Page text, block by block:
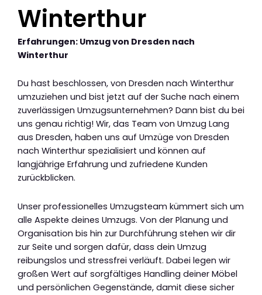
Winterthur
Erfahrungen: Umzug von Dresden nach
Winterthur
Du hast beschlossen, von Dresden nach Winterthur
umzuziehen und bist jetzt auf der Suche nach einem
zuverlässigen Umzugsunternehmen? Dann bist du bei
uns genau richtig! Wir, das Team von Umzug Lang
aus Dresden, haben uns auf Umzüge von Dresden
nach Winterthur spezialisiert und können auf
langjährige Erfahrung und zufriedene Kunden
zurückblicken.
Unser professionelles Umzugsteam kümmert sich um
alle Aspekte deines Umzugs. Von der Planung und
Organisation bis hin zur Durchführung stehen wir dir
zur Seite und sorgen dafür, dass dein Umzug
reibungslos und stressfrei verläuft. Dabei legen wir
großen Wert auf sorgfältiges Handling deiner Möbel
und persönlichen Gegenstände, damit diese sicher